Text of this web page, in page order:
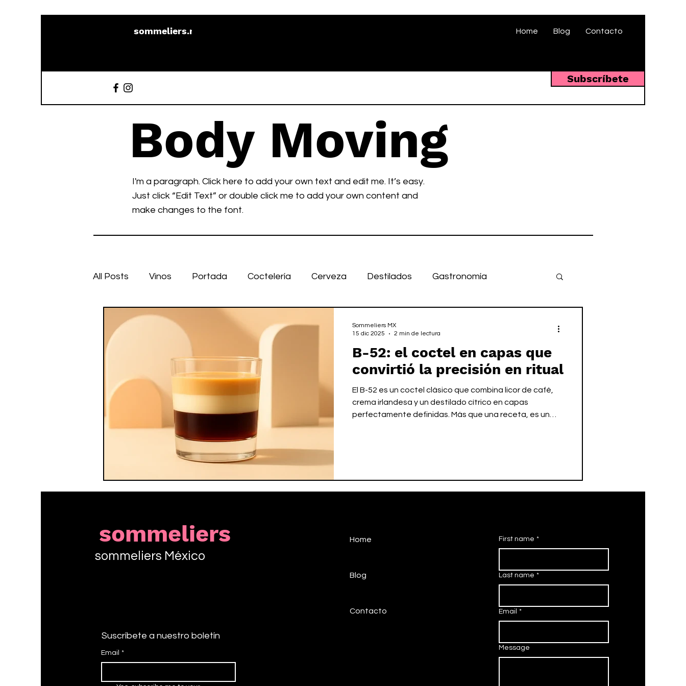
sommeliers.mx Home Blog Contacto
Subscríbete
Body Moving
I'm a paragraph. Click here to add your own text and edit me. It’s easy.
Just click “Edit Text” or double click me to add your own content and
make changes to the font.
All Posts Vinos Portada Coctelería Cerveza Destilados Gastronomía
B-52: el coctel en capas que
convirtió la precisión en ritual
El B-52 es un coctel clásico que combina licor de café,
crema irlandesa y un destilado cítrico en capas
perfectamente definidas. Más que una receta, es un
Sommeliers MX
15 dic 2025
2 min de lectura
sommeliers
sommeliers México
Suscríbete a nuestro boletín
Email *
Home
Blog
Contacto
First name *
Last name *
Email *
Message